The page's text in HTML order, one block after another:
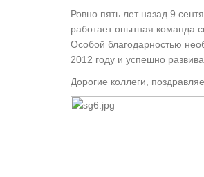
Ровно пять лет назад 9
работает опытная команда
Особой благодарностью
2012 году и успешно
Дорогие коллеги,